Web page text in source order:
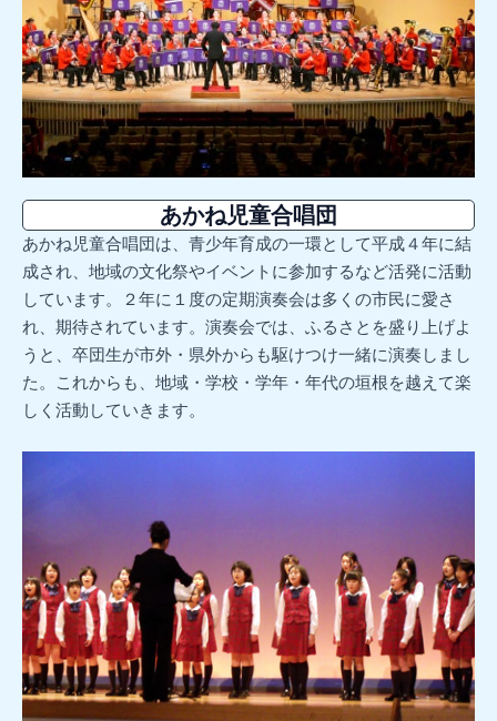
あかね児童合唱団
あかね児童合唱団は、青少年育成の一環として平成４年に結
成され、地域の文化祭やイベントに参加するなど活発に活動
しています。２年に１度の定期演奏会は多くの市民に愛さ
れ、期待されています。演奏会では、ふるさとを盛り上げよ
うと、卒団生が市外・県外からも駆けつけ一緒に演奏しまし
た。これからも、地域・学校・学年・年代の垣根を越えて楽
しく活動していきます。